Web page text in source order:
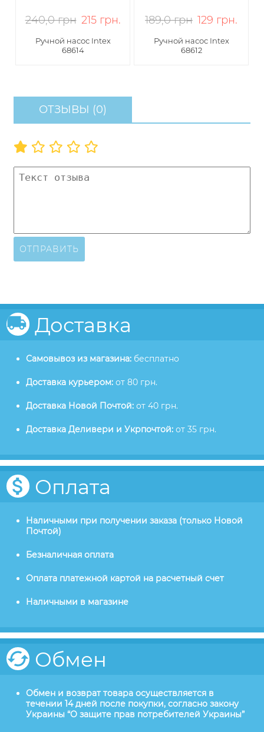
240,0 грн 215 грн.
Ручной насос Intex
68614
189,0 грн 129 грн.
Ручной насос Intex
68612
ОТЗЫВЫ (0)
ОТПРАВИТЬ
Доставка
Самовывоз из магазина: бесплатно
Доставка курьером: от 80 грн.
Доставка Новой Почтой: от 40 грн.
Доставка Деливери и Укрпочтой: от 35 грн.
Оплата
Наличными при получении заказа (только Новой
Почтой)
Безналичная оплата
Оплата платежной картой на расчетный счет
Наличными в магазине
Обмен
Обмен и возврат товара осуществляется в
течении 14 дней после покупки, согласно закону
Украины “О защите прав потребителей Украины”